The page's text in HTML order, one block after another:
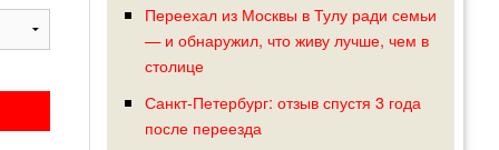
Переехал из Москвы в Тулу ради семьи
— и обнаружил, что живу лучше, чем в
столице
Санкт-Петербург: отзыв спустя 3 года
после переезда